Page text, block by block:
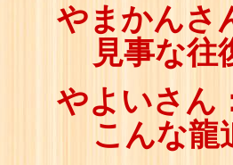
やまかんさ
見事な往
やよいさん
こんな龍